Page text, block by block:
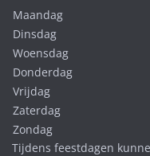
Maandag
Dinsdag
Woensdag
Donderdag
Vrijdag
Zaterdag
Zondag
Tijdens feestdagen